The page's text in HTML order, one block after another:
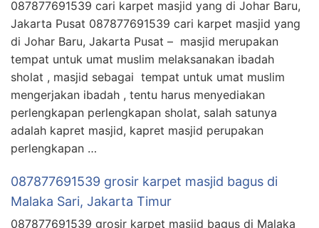
087877691539 cari karpet masjid yang di Johar Baru,
Jakarta Pusat 087877691539 cari karpet masjid yang
di Johar Baru, Jakarta Pusat – masjid merupakan
tempat untuk umat muslim melaksanakan ibadah
sholat , masjid sebagai tempat untuk umat muslim
mengerjakan ibadah , tentu harus menyediakan
perlengkapan perlengkapan sholat, salah satunya
adalah kapret masjid, kapret masjid perupakan
perlengkapan …
087877691539 grosir karpet masjid bagus di
Malaka Sari, Jakarta Timur
087877691539 grosir karpet masjid bagus di Malaka